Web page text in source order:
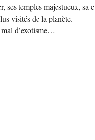
ses temples majestueux, sa
visités de la planète.
d’exotisme…